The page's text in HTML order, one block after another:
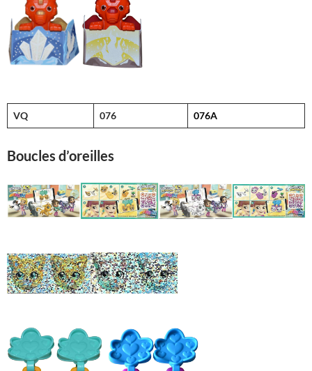
VQ 076 076A
Boucles d’oreilles